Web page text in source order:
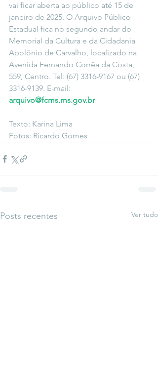
vai ficar aberta ao público até 15 de
janeiro de 2025. O Arquivo Público
Estadual fica no segundo andar do
Memorial da Cultura e da Cidadania
Apolônio de Carvalho, localizado na
Avenida Fernando Corrêa da Costa,
559, Centro. Tel: (67) 3316-9167 ou (67)
3316-9139. E-mail:
arquivo@fcms.ms.gov.br
Texto: Karina Lima
Fotos: Ricardo Gomes
Posts recentes Ver tudo